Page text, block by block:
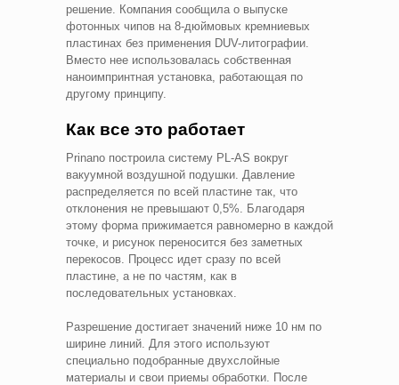
решение. Компания сообщила о выпуске
фотонных чипов на 8-дюймовых кремниевых
пластинах без применения DUV-литографии.
Вместо нее использовалась собственная
наноимпринтная установка, работающая по
другому принципу.
Как все это работает
Prinano построила систему PL-AS вокруг
вакуумной воздушной подушки. Давление
распределяется по всей пластине так, что
отклонения не превышают 0,5%. Благодаря
этому форма прижимается равномерно в каждой
точке, и рисунок переносится без заметных
перекосов. Процесс идет сразу по всей
пластине, а не по частям, как в
последовательных установках.
Разрешение достигает значений ниже 10 нм по
ширине линий. Для этого используют
специально подобранные двухслойные
материалы и свои приемы обработки. После